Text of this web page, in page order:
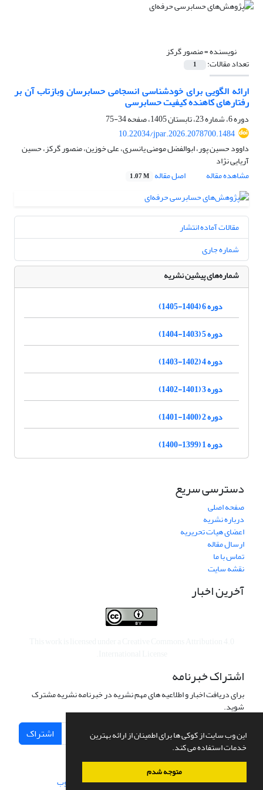
این وب سایت از کوکی ها برای اطمینان از ارائه بهترین
خدمات استفاده می کند.
متوجه شدم
نویسنده =منصور گرکز
تعداد مقالات: 1
ارائه الگویی برای خودشناسی انسجامی حسابرسان وبازتاب آن بر
رفتارهای کاهنده کیفیت حسابرسی
دوره 6، شماره 23، تابستان 1405، صفحه
34-75
10.22034/jpar.2026.2078700.1484
داوود حسین پور، ابوالفضل مومنی یانسری، علی خوزین، منصور گرکز، حسین
آریایی نژاد
مشاهده مقاله
اصل مقاله 1.07 M
مقالات آماده انتشار
شماره جاری
شماره‌های پیشین نشریه
دوره 6 (1404-1405)
دوره 5 (1403-1404)
دوره 4 (1402-1403)
دوره 3 (1401-1402)
دوره 2 (1400-1401)
دوره 1 (1399-1400)
دسترسی سریع
صفحه اصلی
درباره نشریه
اعضای هیات تحریریه
ارسال مقاله
تماس با ما
نقشه سایت
آخرین اخبار
اشتراک خبرنامه
برای دریافت اخبار و اطلاعیه های مهم نشریه در خبرنامه نشریه مشترک
شوید.
اشتراک
سامانه مدیریت نشریات علمی.طراحی و پیاده سازی از سیناوب